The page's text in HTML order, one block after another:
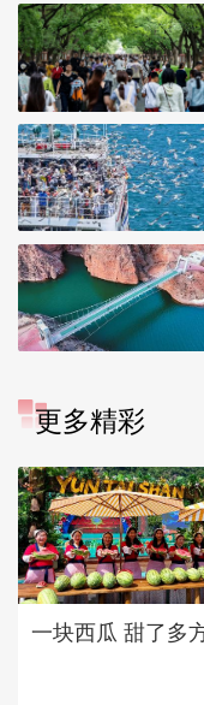
更多精彩
一块西瓜 甜了多